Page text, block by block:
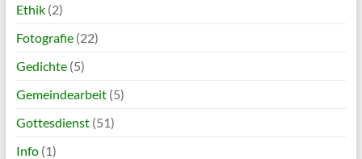
Ethik(2)
Fotografie(22)
Gedichte(5)
Gemeindearbeit(5)
Gottesdienst(51)
Info(1)